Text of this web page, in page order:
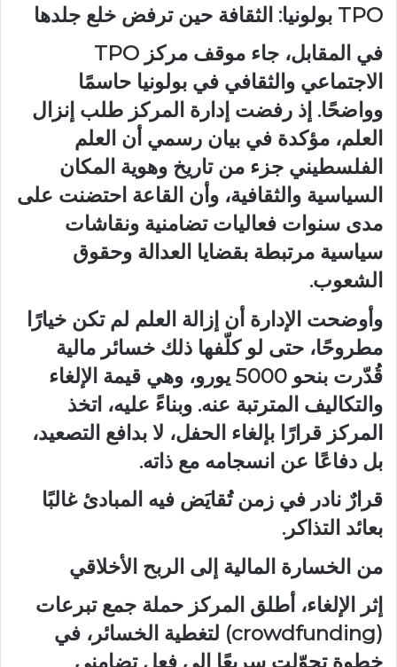
TPO بولونيا: الثقافة حين ترفض خلع جلدها
في المقابل، جاء موقف مركز TPO
الاجتماعي والثقافي في بولونيا حاسمًا
وواضحًا. إذ رفضت إدارة المركز طلب إنزال
العلم، مؤكدة في بيان رسمي أن العلم
الفلسطيني جزء من تاريخ وهوية المكان
السياسية والثقافية، وأن القاعة احتضنت على
مدى سنوات فعاليات تضامنية ونقاشات
سياسية مرتبطة بقضايا العدالة وحقوق
الشعوب.
وأوضحت الإدارة أن إزالة العلم لم تكن خيارًا
مطروحًا، حتى لو كلّفها ذلك خسائر مالية
قُدّرت بنحو 5000 يورو، وهي قيمة الإلغاء
والتكاليف المترتبة عنه. وبناءً عليه، اتخذ
المركز قرارًا بإلغاء الحفل، لا بدافع التصعيد،
بل دفاعًا عن انسجامه مع ذاته.
قرارٌ نادر في زمن تُقايَض فيه المبادئ غالبًا
بعائد التذاكر.
من الخسارة المالية إلى الربح الأخلاقي
إثر الإلغاء، أطلق المركز حملة جمع تبرعات
(crowdfunding) لتغطية الخسائر، في